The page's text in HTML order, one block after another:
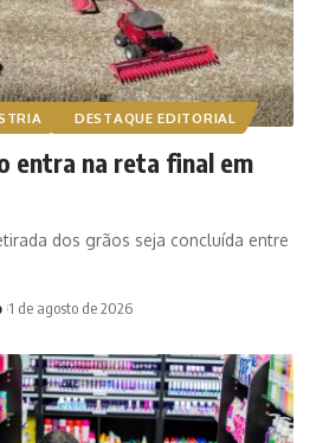
DESTAQUE EDITORIAL
entra na reta final em
dos grãos seja concluída entre
1 de agosto de 2026